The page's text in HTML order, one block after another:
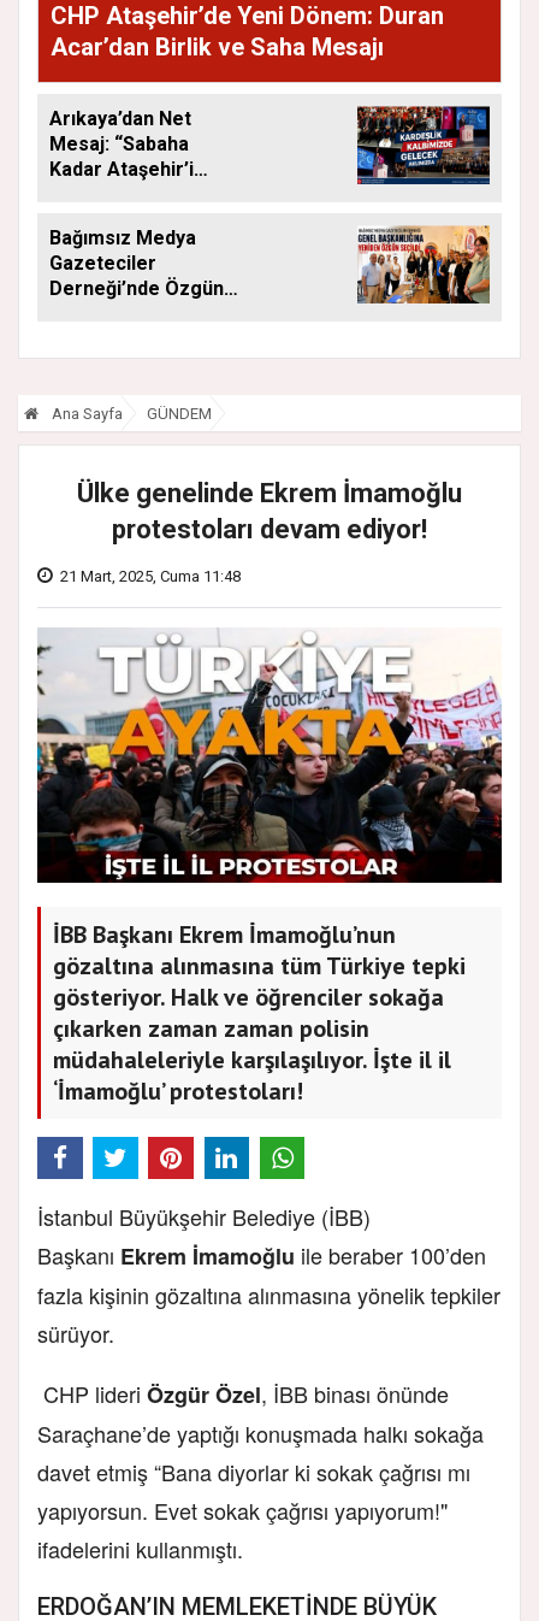
CHP Ataşehir’de Yeni Dönem: Duran
Acar’dan Birlik ve Saha Mesajı
Arıkaya’dan Net
Mesaj: “Sabaha
Kadar Ataşehir’i
Bağımsız Medya
Gazeteciler
Derneği’nde Özgün
Ana Sayfa GÜNDEM
Ülke genelinde Ekrem İmamoğlu
protestoları devam ediyor!
21 Mart, 2025, Cuma 11:48
İBB Başkanı Ekrem İmamoğlu’nun
gözaltına alınmasına tüm Türkiye tepki
gösteriyor. Halk ve öğrenciler sokağa
çıkarken zaman zaman polisin
müdahaleleriyle karşılaşılıyor. İşte il il
‘İmamoğlu’ protestoları!
İstanbul Büyükşehir Belediye (İBB)
Başkanı Ekrem İmamoğlu ile beraber 100’den
fazla kişinin gözaltına alınmasına yönelik tepkiler
sürüyor.
CHP lideri Özgür Özel, İBB binası önünde
Saraçhane’de yaptığı konuşmada halkı sokağa
davet etmiş “Bana diyorlar ki sokak çağrısı mı
yapıyorsun. Evet sokak çağrısı yapıyorum!"
ifadelerini kullanmıştı.
ERDOĞAN’IN MEMLEKETİNDE BÜYÜK